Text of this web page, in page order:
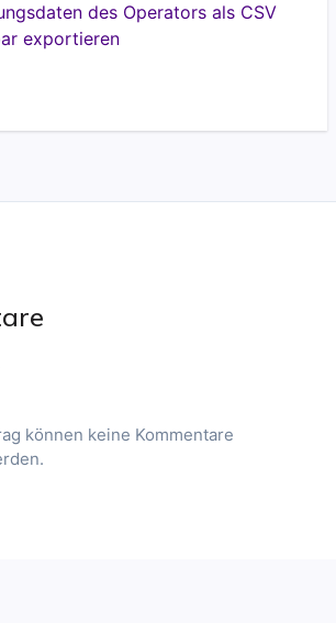
des Operators als CSV
exportieren
können keine Kommentare